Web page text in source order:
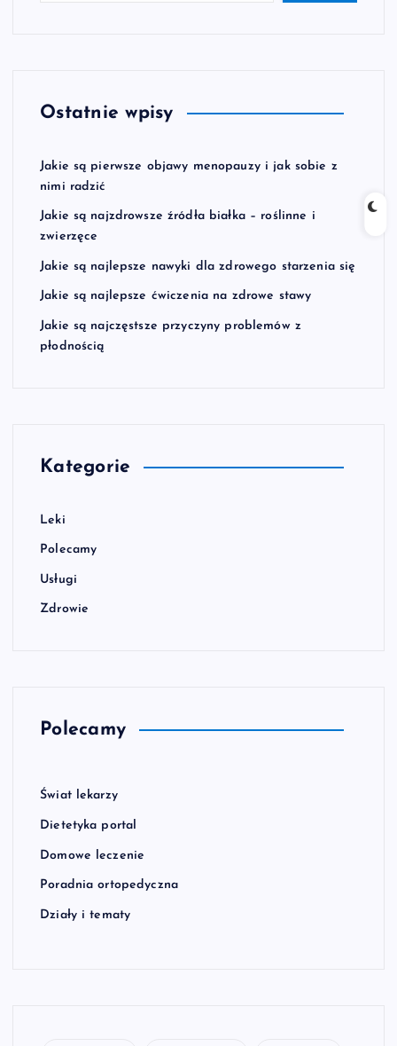
Ostatnie wpisy
Jakie są pierwsze objawy menopauzy i jak sobie z
nimi radzić
Jakie są najzdrowsze źródła białka – roślinne i
zwierzęce
Jakie są najlepsze nawyki dla zdrowego starzenia się
Jakie są najlepsze ćwiczenia na zdrowe stawy
Jakie są najczęstsze przyczyny problemów z
płodnością
Kategorie
Leki
Polecamy
Usługi
Zdrowie
Polecamy
Świat lekarzy
Dietetyka portal
Domowe leczenie
Poradnia ortopedyczna
Działy i tematy